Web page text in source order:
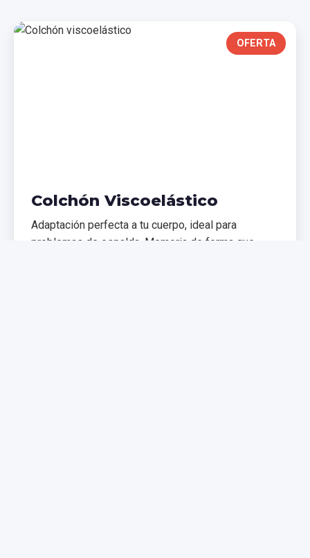
OFERTA
Colchón Viscoelástico
Adaptación perfecta a tu cuerpo, ideal para
problemas de espalda. Memoria de forma que